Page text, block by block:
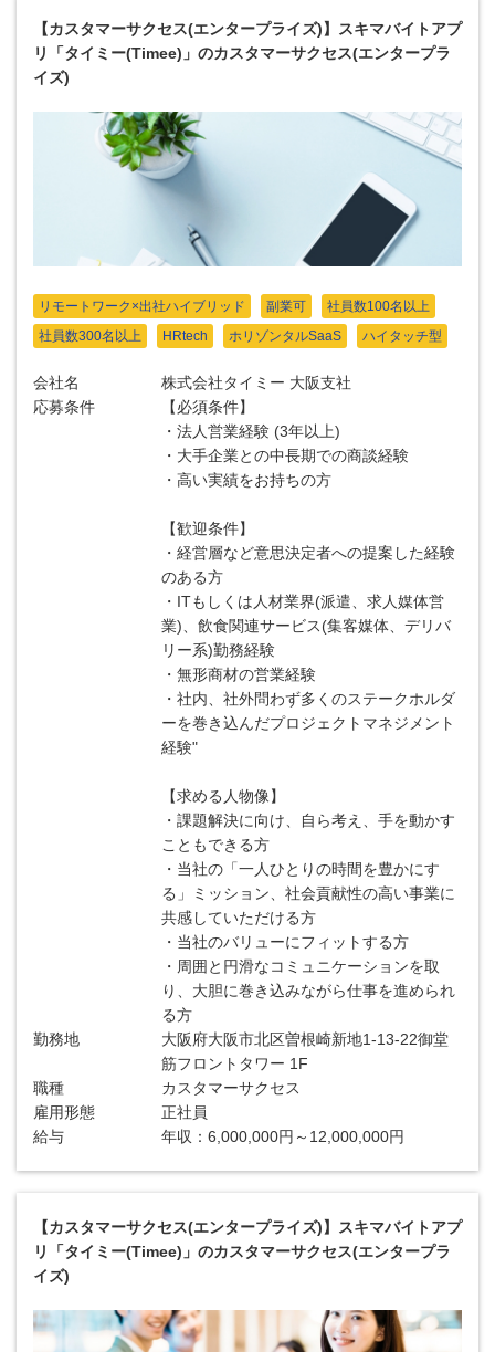
【カスタマーサクセス(エンタープライズ)】スキマバイトアプ
リ「タイミー(Timee)」のカスタマーサクセス(エンタープラ
イズ)
リモートワーク×出社ハイブリッド 副業可
社員数100名以上
社員数300名以上
HRtech ホリゾンタルSaaS ハイタッチ型
会社名
株式会社タイミー 大阪支社
応募条件
【必須条件】
・法人営業経験 (3年以上)
・大手企業との中長期での商談経験
・高い実績をお持ちの方
【歓迎条件】
・経営層など意思決定者への提案した経験
のある方
・ITもしくは人材業界(派遣、求人媒体営
業)、飲食関連サービス(集客媒体、デリバ
リー系)勤務経験
・無形商材の営業経験
・社内、社外問わず多くのステークホルダ
ーを巻き込んだプロジェクトマネジメント
経験"
【求める人物像】
・課題解決に向け、自ら考え、手を動かす
こともできる方
・当社の「一人ひとりの時間を豊かにす
る」ミッション、社会貢献性の高い事業に
共感していただける方
・当社のバリューにフィットする方
・周囲と円滑なコミュニケーションを取
り、大胆に巻き込みながら仕事を進められ
る方
勤務地
大阪府大阪市北区曽根崎新地1-13-22御堂
筋フロントタワー 1F
職種
カスタマーサクセス
雇用形態
正社員
給与
年収：6,000,000円～12,000,000円
【カスタマーサクセス(エンタープライズ)】スキマバイトアプ
リ「タイミー(Timee)」のカスタマーサクセス(エンタープラ
イズ)